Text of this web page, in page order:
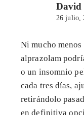
David
26 julio,
Ni mucho menos
alprazolam
o un insomnio
cada tres días,
retirándolo
en definitiva